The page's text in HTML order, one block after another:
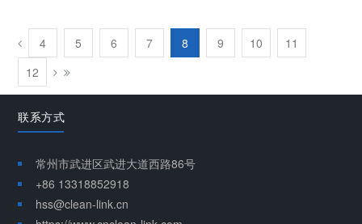
4 5 6 7 8 9 10
11
12
联系方式
常州市武进区武进大道西路86号
+86 13318852918
hss@clean-link.cn